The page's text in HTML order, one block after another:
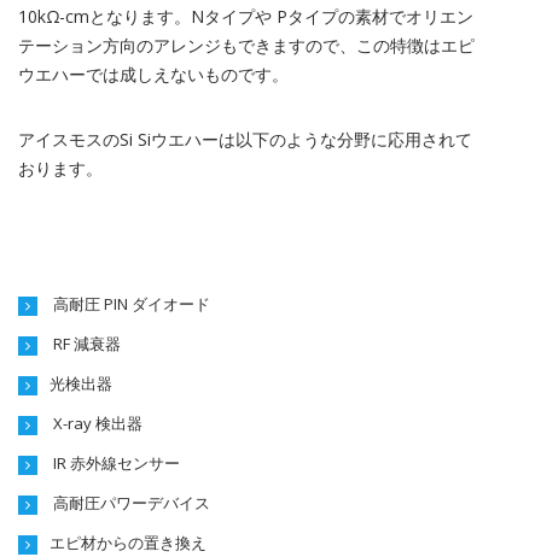
10kΩ-cmとなります。Nタイプや Pタイプの素材でオリエン
テーション方向のアレンジもできますので、この特徴はエピ
ウエハーでは成しえないものです。
アイスモスのSi Siウエハーは以下のような分野に応用されて
おります。
高耐圧 PIN ダイオード
RF 減衰器
光検出器
X-ray 検出器
IR 赤外線センサー
高耐圧パワーデバイス
エピ材からの置き換え